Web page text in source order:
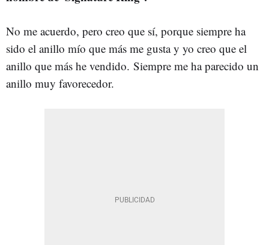
No me acuerdo, pero creo que sí, porque siempre ha
sido el anillo mío que más me gusta y yo creo que el
anillo que más he vendido. Siempre me ha parecido un
anillo muy favorecedor.